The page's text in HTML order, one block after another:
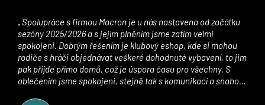
sezóny 2025/2026 a s jejím plněním jsme zatím velmi
spokojeni. Dobrým řešením je klubový eshop, kde si mohou
rodiče s hráči objednávat veškeré dohodnuté vybavení, to jim
pak přijde přímo domů, což je úspora času pro všechny. S
oblečením jsme spokojeni, stejně tak s komunikací a snahou